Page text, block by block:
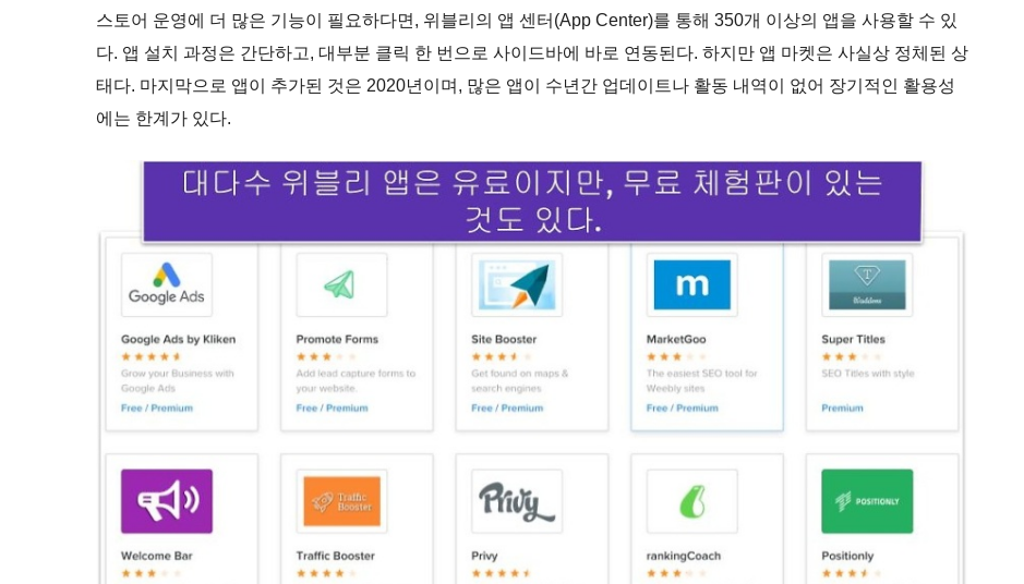
스토어 운영에 더 많은 기능이 필요하다면, 위블리의 앱 센터(App Center)를 통해 350개 이상의 앱을 사용할 수 있
다. 앱 설치 과정은 간단하고, 대부분 클릭 한 번으로 사이드바에 바로 연동된다. 하지만 앱 마켓은 사실상 정체된 상
태다. 마지막으로 앱이 추가된 것은 2020년이며, 많은 앱이 수년간 업데이트나 활동 내역이 없어 장기적인 활용성
에는 한계가 있다.